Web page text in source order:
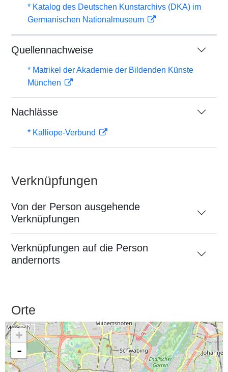
* Katalog des Deutschen Kunstarchivs (DKA) im
Germanischen Nationalmuseum
Quellennachweise
* Matrikel der Akademie der Bildenden Künste
München
Nachlässe
* Kalliope-Verbund
Verknüpfungen
Von der Person ausgehende
Verknüpfungen
Verknüpfungen auf die Person
andernorts
Orte
+
-